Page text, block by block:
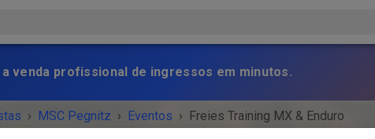
venda profissional de ingressos em minutos.
› MSC Pegnitz › Eventos › Freies Training MX & Enduro